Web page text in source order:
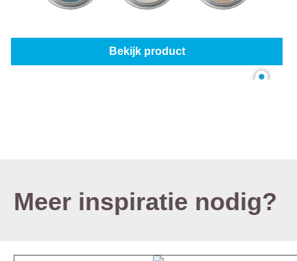
Bekijk product
Meer inspiratie nodig?